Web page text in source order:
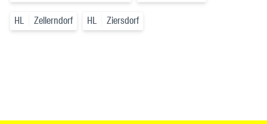
HL Zellerndorf HL Ziersdorf